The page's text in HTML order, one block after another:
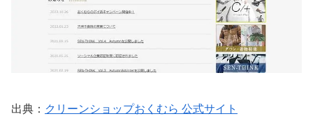
出典： クリーンショップおくむら 公式サイト